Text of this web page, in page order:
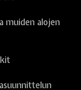
muiden alojen